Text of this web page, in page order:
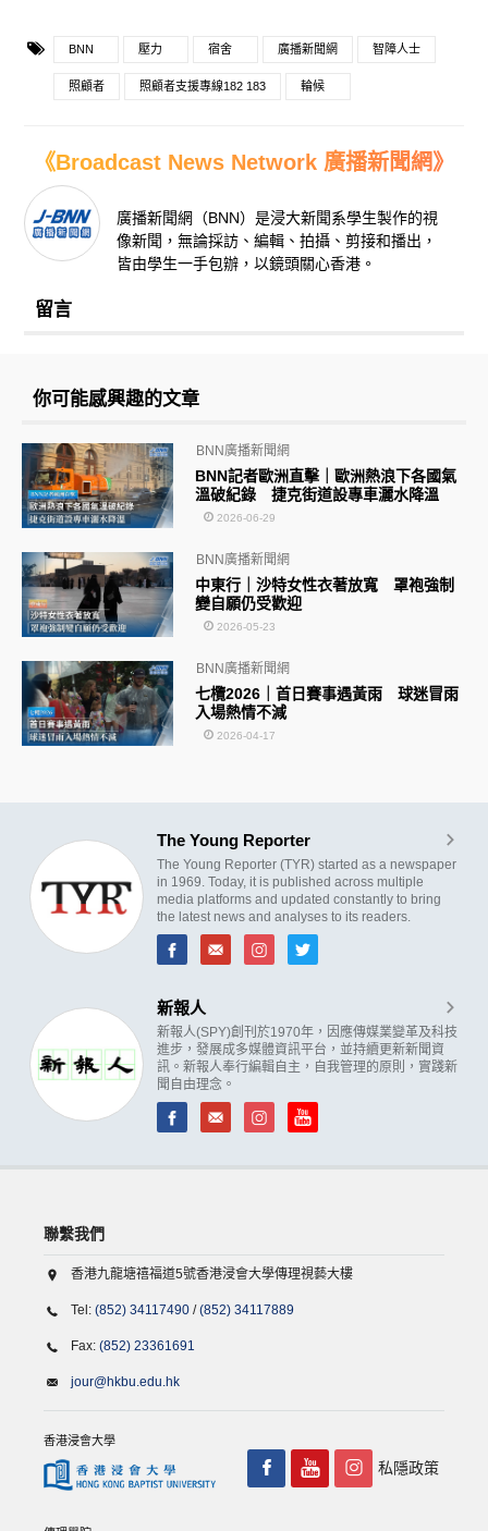
BNN 壓力 宿舍 廣播新聞網 智障人士
照顧者 照顧者支援專線182 183 輪候
《Broadcast News Network 廣播新聞網》
廣播新聞網（BNN）是浸大新聞系學生製作的視
像新聞，無論採訪、編輯、拍攝、剪接和播出，
皆由學生一手包辦，以鏡頭關心香港。
留言
你可能感興趣的文章
BNN記者歐洲直擊｜歐洲熱浪下各國氣
溫破紀錄 捷克街道設專車灑水降溫
BNN廣播新聞網
2026-06-29
中東行｜沙特女性衣著放寬 罩袍強制
變自願仍受歡迎
BNN廣播新聞網
2026-05-23
七欖2026｜首日賽事遇黃雨 球迷冒雨
入場熱情不減
BNN廣播新聞網
2026-04-17
The Young Reporter
The Young Reporter (TYR) started as a newspaper
in 1969. Today, it is published across multiple
media platforms and updated constantly to bring
the latest news and analyses to its readers.
新報人
新報人(SPY)創刊於1970年，因應傳媒業變革及科技
進步，發展成多媒體資訊平台，並持續更新新聞資
訊。新報人奉行編輯自主，自我管理的原則，實踐新
聞自由理念。
聯繫我們
香港九龍塘禧福道5號香港浸會大學傳理視藝大樓
Tel: (852) 34117490 /(852) 34117889
Fax: (852) 23361691
jour@hkbu.edu.hk
香港浸會大學
私隱政策